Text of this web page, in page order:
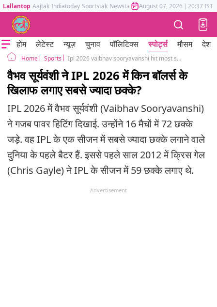
Lallantop Aajtak Indiatoday Sportstak Newstak Mumbai Tak Astrotak
August 07, 2026 | 20:37 IST
होम लेटेस्ट न्यूज़ चुनाव पॉलिटिक्स स्पोर्ट्स मौसम देश
Home Sports Ipl 2026 vaibhav sooryavanshi hit most sixes against sakib hussain praful hinge pat cummins know full details
वैभव सूर्यवंशी ने IPL 2026 में किन बॉलर्स के
खिलाफ लगाए सबसे ज्यादा छक्के?
IPL 2026 में वैभव सूर्यवंशी (Vaibhav Sooryavanshi)
ने गजब पावर हिटिंग दिखाई. उन्होंने 16 मैचों में 72 छक्के
जड़े. वह IPL के एक सीजन में सबसे ज्यादा छक्के लगाने वाले
दुनिया के पहले बैटर हैं. इससे पहले साल 2012 में क्रिस गेल
(Chris Gayle) ने IPL के सीजन में 59 छक्के लगाए थे.
Advertisement